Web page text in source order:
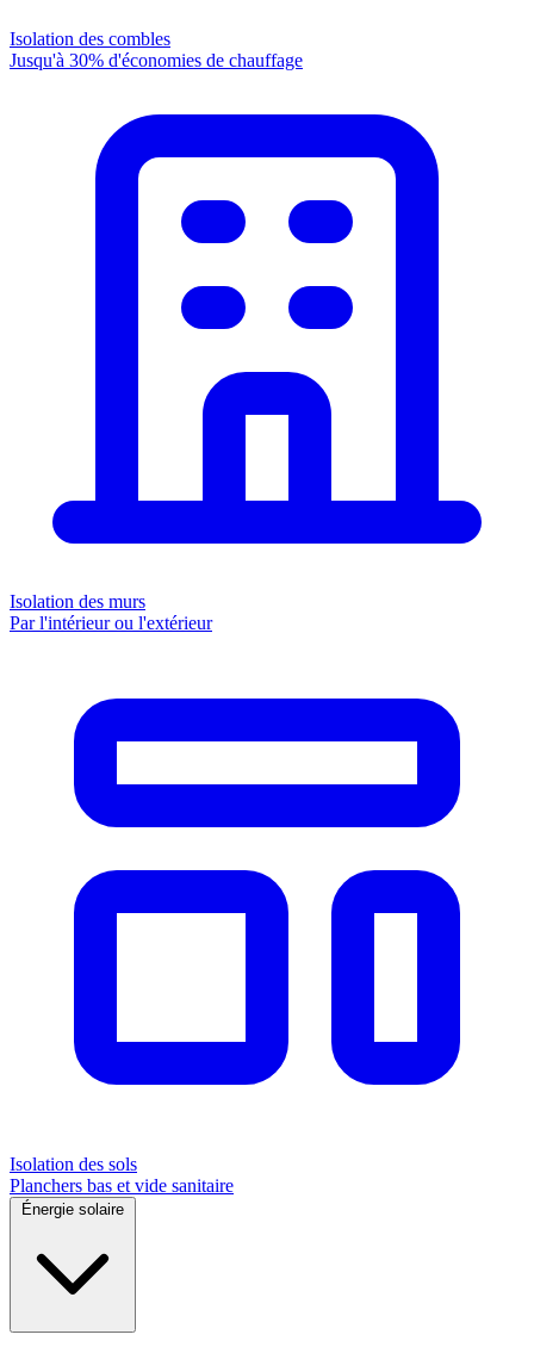
Isolation des combles
Jusqu'à 30% d'économies de chauffage
Isolation des murs
Par l'intérieur ou l'extérieur
Isolation des sols
Planchers bas et vide sanitaire